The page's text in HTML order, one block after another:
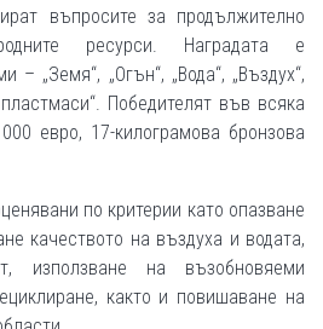
въпросите за продължително
ресурси. Наградата е
– „Земя“, „Огън“, „Вода“, „Въздух“,
Победителят във всяка
евро, 17-килограмова бронзова
по критерии като опазване
качеството на въздуха и водата,
използване на възобновяеми
както и повишаване на